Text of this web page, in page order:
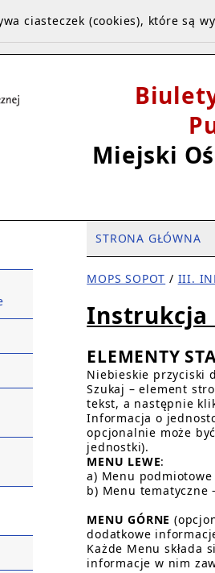
Miejski
STRONA GŁÓWNA
MOPS SOPOT / III.
Instrukcja
ELEMENTY
Niebieskie przyciski
Szukaj – element
tekst, a następnie
Informacja o
opcjonalnie może
jednostki).
MENU LEWE:
a) Menu
b) Menu tematyczne
MENU GÓRNE
dodatkowe
Każde Menu składa
informacje w nim
ciasteczek (cookies), które są